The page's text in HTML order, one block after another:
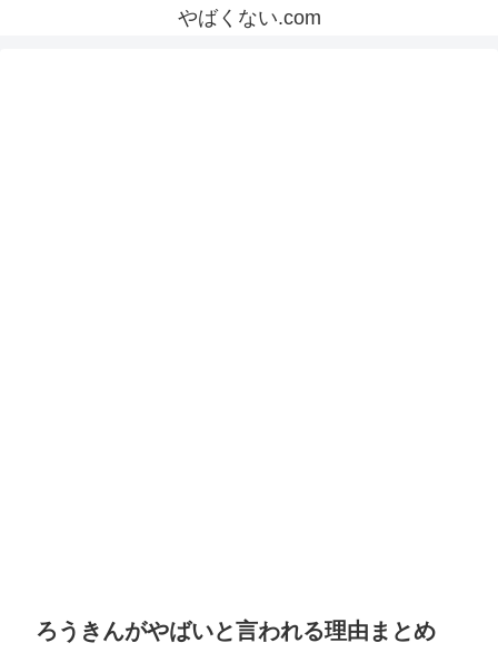
やばくない.com
ろうきんがやばいと言われる理由まとめ